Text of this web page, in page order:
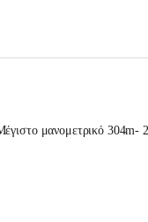
μανομετρικό 304m-